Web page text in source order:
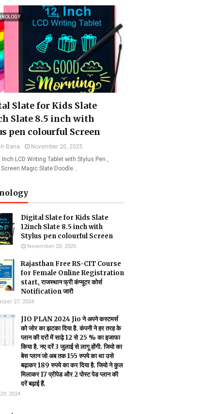
Slate for Kids Slate
Slate 8.5 inch with
pen colourful Screen
Bana
November 20, 2025
Inch LCD Writing Tablet with Stylus Pen ,
Magic Slate Doodle…
Digital Slate for Kids Slate
12inch Slate 8.5 inch with
Stylus pen colourful Screen
November 20, 2025
Rajasthan Free RS-CIT Course
for Female Online Registration
start, राजस्थान फ्री कंप्यूटर कोर्स
Notification जारी
27, 2024
JIO PLAN 2024 Jio ने अपने कस्टमर्स
को जोर का झटका दिया है. कंपनी ने हर तरह के
प्लान की दरों में साढ़े 12 से 25 % का इजाफा
किया है. नए दरें 3 जुलाई से लागू होंगी. जियो का
बेस प्लान जो अब तक 155 रुपये का था उसे
बढ़ाकर 189 रुपये का कर दिया है. जियो ने कुल
मिलाकर 17 प्रीपेड और 2 पोस्ट पेड प्लान की
दरें बढ़ाई हैं.
2024